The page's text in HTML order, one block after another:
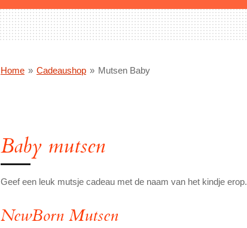
Home » Cadeaushop » Mutsen Baby
Baby mutsen
Geef een leuk mutsje cadeau met de naam van het kindje erop.
NewBorn Mutsen